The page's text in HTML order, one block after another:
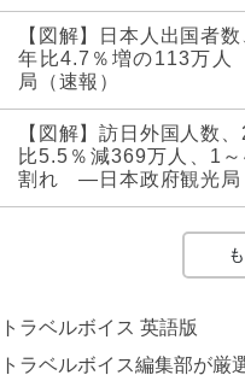
【図解】日本人出国者
年比4.7％増の113万
局（速報）
【図解】訪日外国人数
比5.5％減369万人、1
割れ ―日本政府観光局
トラベルボイス 英語版
トラベルボイス編集部が厳